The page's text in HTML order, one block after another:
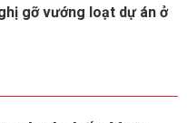
gỡ vướng loạt dự án ở